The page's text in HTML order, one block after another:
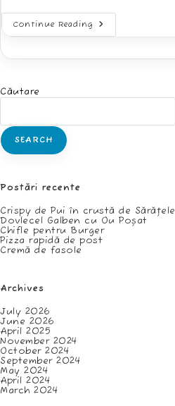
Continue Reading Paine
Cu
Căutare
SEARCH
Postări recente
Crispy de Pui în crustă de Sărățele
Dovlecel Galben cu Ou Poșat
Chifle pentru Burger
Pizza rapidă de post
Cremă de fasole
Archives
July 2026
June 2026
April 2025
November 2024
October 2024
September 2024
May 2024
April 2024
March 2024